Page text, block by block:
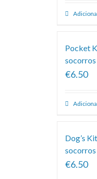
Pocket
socorros
€6.50
Dog’s
socorros
€6.50